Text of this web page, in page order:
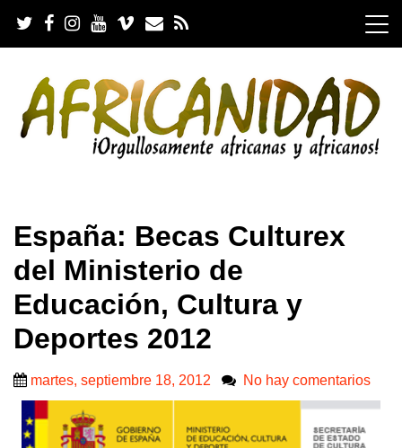
i
España: Becas Culturex
del Ministerio de
Educación, Cultura y
Deportes 2012
martes, septiembre 18, 2012 No hay comentarios